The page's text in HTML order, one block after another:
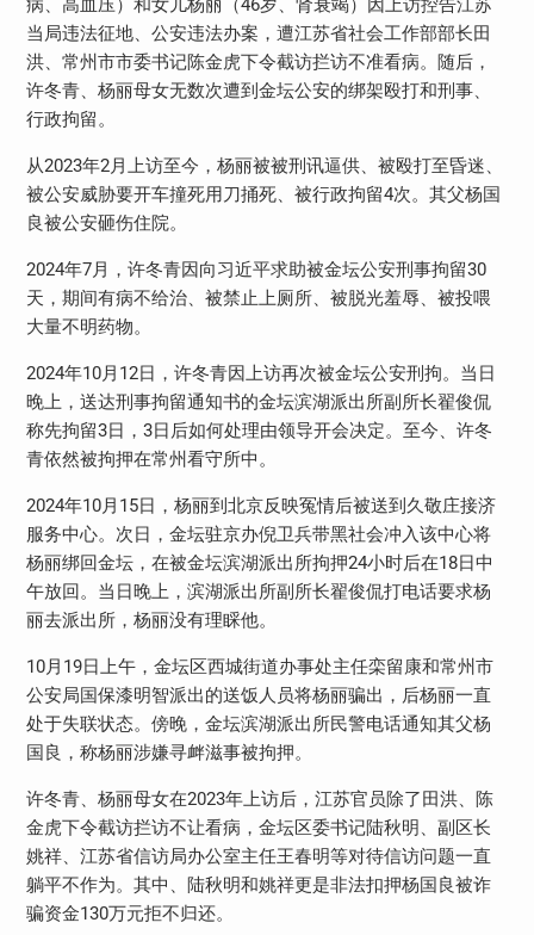
病、高血压）和女儿杨丽（46岁、肾衰竭）因上访控告江苏
当局违法征地、公安违法办案，遭江苏省社会工作部部长田
洪、常州市市委书记陈金虎下令截访拦访不准看病。随后，
许冬青、杨丽母女无数次遭到金坛公安的绑架殴打和刑事、
行政拘留。
从2023年2月上访至今，杨丽被被刑讯逼供、被殴打至昏迷、
被公安威胁要开车撞死用刀捅死、被行政拘留4次。其父杨国
良被公安砸伤住院。
2024年7月，许冬青因向习近平求助被金坛公安刑事拘留30
天，期间有病不给治、被禁止上厕所、被脱光羞辱、被投喂
大量不明药物。
2024年10月12日，许冬青因上访再次被金坛公安刑拘。当日
晚上，送达刑事拘留通知书的金坛滨湖派出所副所长翟俊侃
称先拘留3日，3日后如何处理由领导开会决定。至今、许冬
青依然被拘押在常州看守所中。
2024年10月15日，杨丽到北京反映冤情后被送到久敬庄接济
服务中心。次日，金坛驻京办倪卫兵带黑社会冲入该中心将
杨丽绑回金坛，在被金坛滨湖派出所拘押24小时后在18日中
午放回。当日晚上，滨湖派出所副所长翟俊侃打电话要求杨
丽去派出所，杨丽没有理睬他。
10月19日上午，金坛区西城街道办事处主任栾留康和常州市
公安局国保漆明智派出的送饭人员将杨丽骗出，后杨丽一直
处于失联状态。傍晚，金坛滨湖派出所民警电话通知其父杨
国良，称杨丽涉嫌寻衅滋事被拘押。
许冬青、杨丽母女在2023年上访后，江苏官员除了田洪、陈
金虎下令截访拦访不让看病，金坛区委书记陆秋明、副区长
姚祥、江苏省信访局办公室主任王春明等对待信访问题一直
躺平不作为。其中、陆秋明和姚祥更是非法扣押杨国良被诈
骗资金130万元拒不归还。